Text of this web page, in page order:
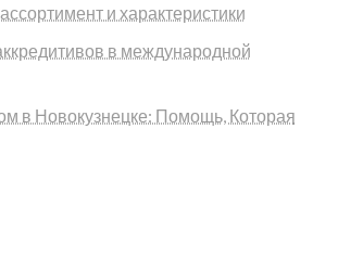
и характеристики
в международной
в Новокузнецке: Помощь, Которая